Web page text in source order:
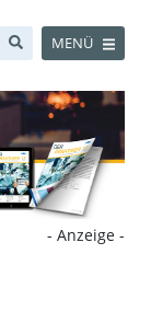
MENÜ
- Anzeige -